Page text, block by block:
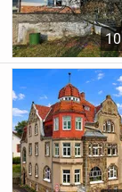
10